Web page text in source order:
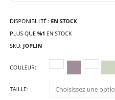
DISPONIBILITÉ : EN STOCK
PLUS QUE %1 EN STOCK
SKU JOPLIN
COULEUR
TAILLE